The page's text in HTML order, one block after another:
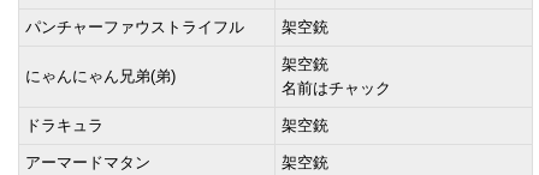
パンチャーファウストライフル 架空銃
にゃんにゃん兄弟(弟)
架空銃
名前はチャック
ドラキュラ 架空銃
アーマードマタン 架空銃